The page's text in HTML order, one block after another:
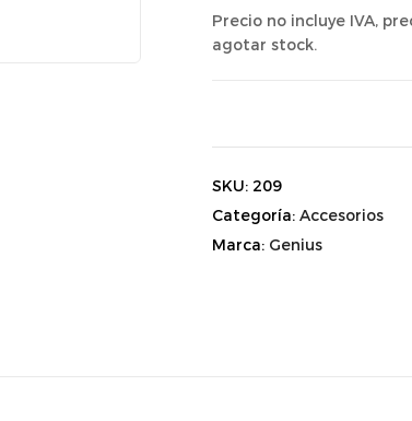
Precio no incluye IVA,
agotar stock.
SKU: 209
Categoría: Accesorios
Marca: Genius